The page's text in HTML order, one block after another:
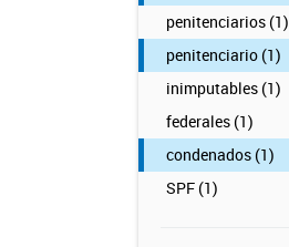
penitenciarios (1)
penitenciario (1)
inimputables (1)
federales (1)
condenados (1)
SPF (1)